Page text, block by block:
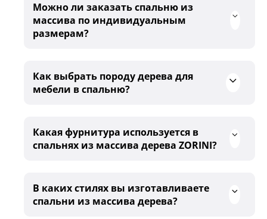
Можно ли заказать спальню из
массива по индивидуальным
размерам?
Как выбрать породу дерева для
мебели в спальню?
Какая фурнитура используется в
спальнях из массива дерева ZORINI?
В каких стилях вы изготавливаете
спальни из массива дерева?